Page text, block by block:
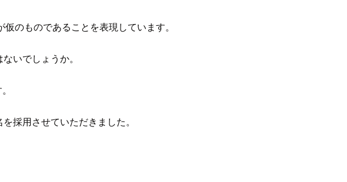
のものであることを表現しています。
いでしょうか。
採用させていただきました。